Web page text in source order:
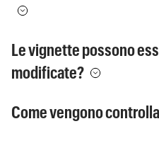
Le vignette possono
modificate?
Come vengono